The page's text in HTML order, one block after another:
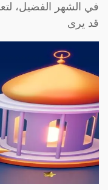
في الشهر الفضيل،
قد يرى